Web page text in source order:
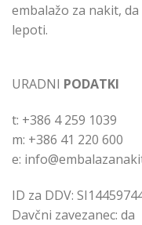
embalažo za nakit,
lepoti.
URADNI PODATKI
t: +386 4 259 1039
m: +386 41 220 600
e:
ID za DDV:
Davčni zavezanec: da